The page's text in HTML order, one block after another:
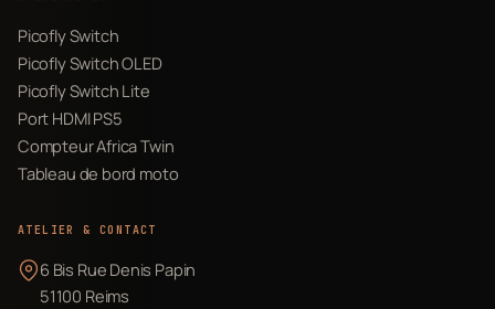
Picofly Switch
Picofly Switch OLED
Picofly Switch Lite
Port HDMI PS5
Compteur Africa Twin
Tableau de bord moto
ATELIER & CONTACT
6 Bis Rue Denis Papin
51100 Reims